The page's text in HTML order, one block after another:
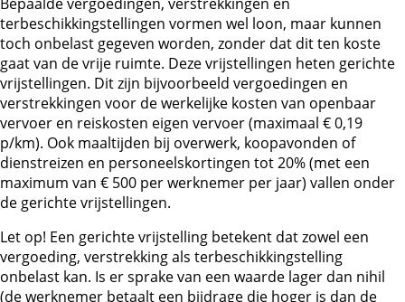
terbeschikkingstellingen vormen wel loon, maar kunnen
toch onbelast gegeven worden, zonder dat dit ten koste
gaat van de vrije ruimte. Deze vrijstellingen heten gerichte
vrijstellingen. Dit zijn bijvoorbeeld vergoedingen en
verstrekkingen voor de werkelijke kosten van openbaar
vervoer en reiskosten eigen vervoer (maximaal € 0,19
p/km). Ook maaltijden bij overwerk, koopavonden of
dienstreizen en personeelskortingen tot 20% (met een
maximum van € 500 per werknemer per jaar) vallen onder
de gerichte vrijstellingen.
Let op! Een gerichte vrijstelling betekent dat zowel een
vergoeding, verstrekking als terbeschikkingstelling
onbelast kan. Is er sprake van een waarde lager dan nihil
(de werknemer betaalt een bijdrage die hoger is dan de